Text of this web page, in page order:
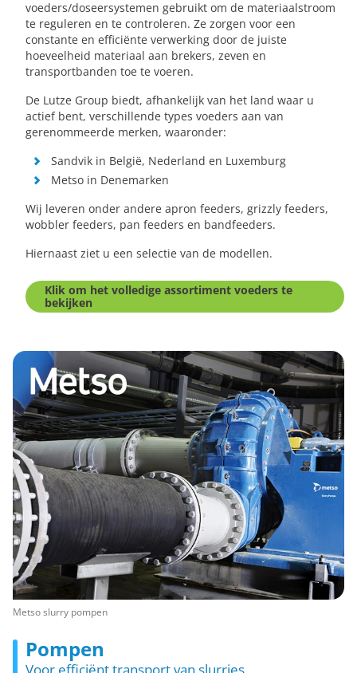
voeders/doseersystemen gebruikt om de materiaalstroom
te reguleren en te controleren. Ze zorgen voor een
constante en efficiënte verwerking door de juiste
hoeveelheid materiaal aan brekers, zeven en
transportbanden toe te voeren.
De Lutze Group biedt, afhankelijk van het land waar u
actief bent, verschillende types voeders aan van
gerenommeerde merken, waaronder:
Sandvik in België, Nederland en Luxemburg
Metso in Denemarken
Wij leveren onder andere apron feeders, grizzly feeders,
wobbler feeders, pan feeders en bandfeeders.
Hiernaast ziet u een selectie van de modellen.
Klik om het volledige assortiment voeders te
bekijken
Pompen
Metso slurry pompen